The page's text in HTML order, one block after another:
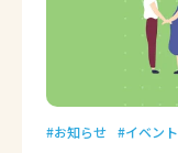
お知らせ イベント